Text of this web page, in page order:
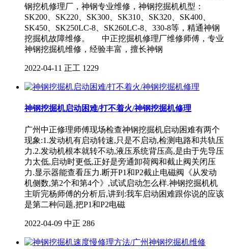
钢挖机修理厂，神钢专业维修，神钢挖掘机机型：
SK200、SK220、SK300、SK310、SK320、SK400、
SK450、SK250LC-8、SK260LC-8、330-8等，精通神钢
挖掘机故障维修。 中正挖掘机修理厂维修师傅，专业
神钢挖掘机维修，经验丰富，擅长神钢
2022-04-11 正工 1229
神钢挖掘机启动困难/打不着火/神钢挖掘机修理
广州中正修理师傅现场检查神钢挖掘机启动困难有两个
现象:1.发动机有启动转速,只是不启动,检测电路和共轨压
力.2.发动机根本就转不动,液压系统背压高,是由于先导压
力太低,启动时更低,正好是旁通卸荷阀和截止阀关闭压
力.显示器能查看压力.断开P1和P2截止电磁阀《从发动
机侧数,第2个和第4个》,试试启动怎么样.神钢挖掘机机
主听完杨师傅的分析后,讲到:我车启动困难跟你说的应该
是第二种问题,把P1和P2电磁
2022-04-09 中正 286